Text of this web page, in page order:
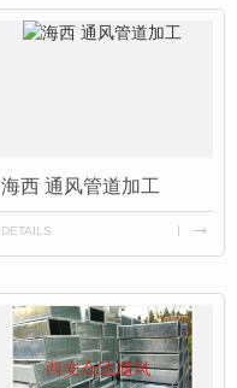
海西 通风管道加工
DETAILS